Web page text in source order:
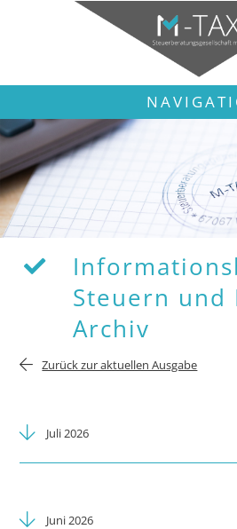
Steuern und
Archiv
Zurück zur aktuellen Ausgabe
Juli 2026
Juni 2026